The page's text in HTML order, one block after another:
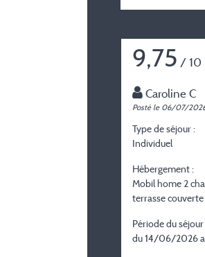
9,75 / 10
Caroline C
Posté le 06/07/
Type de séjour :
Individuel
Hébergement :
Mobil home 2
terrasse couverte
Période du séjour
du 14/06/2026